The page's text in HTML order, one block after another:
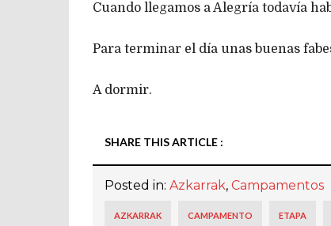
Cuando llegamos a Alegría todavía
Para terminar el día unas buenas
A dormir.
SHARE THIS ARTICLE :
Posted in: Azkarrak, Campamentos
AZKARRAK CAMPAMENTO ETAPA